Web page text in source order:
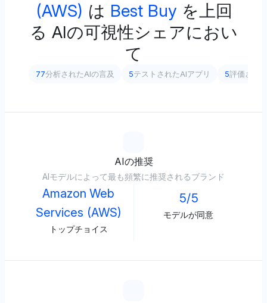
(AWS) は Best Buy を上回
る AIの可視性シェアにおい
て
77分析されたAIの言及 5テストされたAIアプリ 5評価され
AIの推奨
AIモデルによって最も頻繁に推奨されるブランド
Amazon Web
Services (AWS)
トップチョイス
5/5
モデルが同意